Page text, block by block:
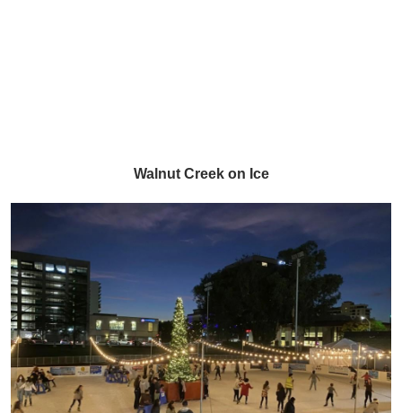
Walnut Creek on Ice